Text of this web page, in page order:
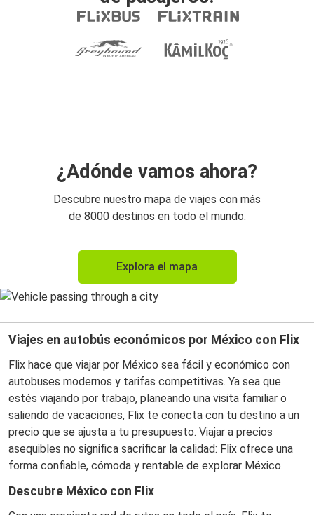
¿Adónde vamos ahora?
Descubre nuestro mapa de viajes con más
de 8000 destinos en todo el mundo.
Explora el mapa
Viajes en autobús económicos por México con Flix
Flix hace que viajar por México sea fácil y económico con
autobuses modernos y tarifas competitivas. Ya sea que
estés viajando por trabajo, planeando una visita familiar o
saliendo de vacaciones, Flix te conecta con tu destino a un
precio que se ajusta a tu presupuesto. Viajar a precios
asequibles no significa sacrificar la calidad: Flix ofrece una
forma confiable, cómoda y rentable de explorar México.
Descubre México con Flix